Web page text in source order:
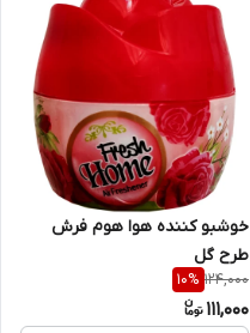
خوشبو کننده هوا هوم فرش
طرح گل
124,000
10%
111,000